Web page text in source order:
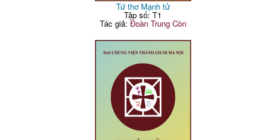
Tứ thơ Mạnh tử
Tập số: T1
Tác giả: Đoàn Trung Còn